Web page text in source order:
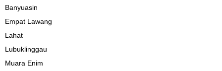
Banyuasin
Empat Lawang
Lahat
Lubuklinggau
Muara Enim